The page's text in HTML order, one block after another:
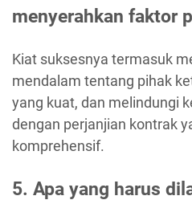
menyerahkan faktor
Kiat suksesnya termasuk
mendalam tentang pihak
yang kuat, dan melindungi
dengan perjanjian kontrak
komprehensif.
5. Apa yang harus